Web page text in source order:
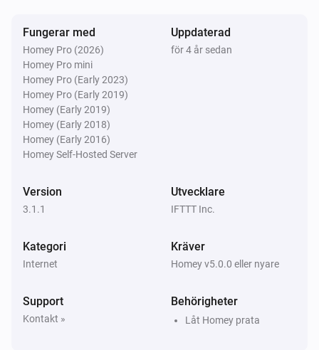
Fungerar med
Homey Pro (2026)
Homey Pro mini
Homey Pro (Early 2023)
Homey Pro (Early 2019)
Homey (Early 2019)
Homey (Early 2018)
Homey (Early 2016)
Homey Self-Hosted Server
Uppdaterad
för 4 år sedan
Version
3.1.1
Utvecklare
IFTTT Inc.
Kategori
Internet
Kräver
Homey v5.0.0 eller nyare
Support
Kontakt »
Behörigheter
Låt Homey prata